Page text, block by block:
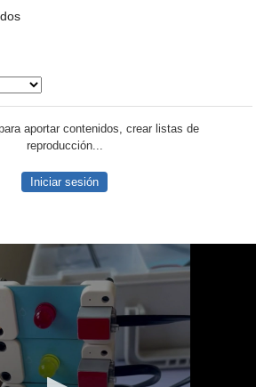
aportar contenidos, crear listas de
reproducción...
Iniciar sesión